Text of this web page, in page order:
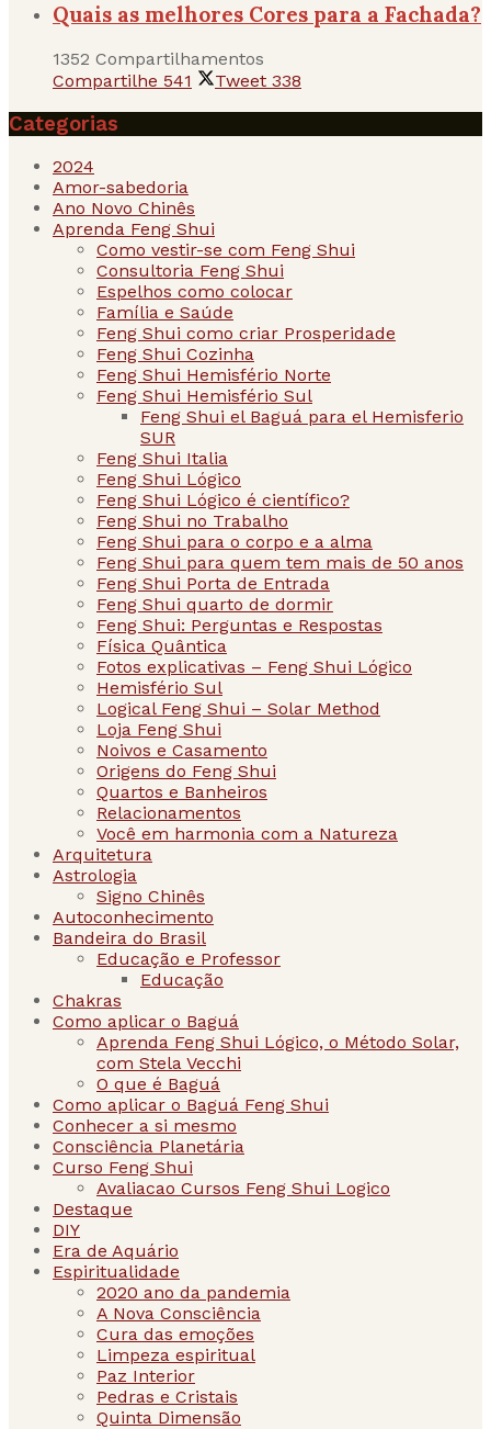
Quais as melhores Cores para a Fachada?
1352 Compartilhamentos
Compartilhe 541 Tweet 338
Categorias
2024
Amor-sabedoria
Ano Novo Chinês
Aprenda Feng Shui
Como vestir-se com Feng Shui
Consultoria Feng Shui
Espelhos como colocar
Família e Saúde
Feng Shui como criar Prosperidade
Feng Shui Cozinha
Feng Shui Hemisfério Norte
Feng Shui Hemisfério Sul
Feng Shui el Baguá para el Hemisferio
SUR
Feng Shui Italia
Feng Shui Lógico
Feng Shui Lógico é científico?
Feng Shui no Trabalho
Feng Shui para o corpo e a alma
Feng Shui para quem tem mais de 50 anos
Feng Shui Porta de Entrada
Feng Shui quarto de dormir
Feng Shui: Perguntas e Respostas
Física Quântica
Fotos explicativas – Feng Shui Lógico
Hemisfério Sul
Logical Feng Shui – Solar Method
Loja Feng Shui
Noivos e Casamento
Origens do Feng Shui
Quartos e Banheiros
Relacionamentos
Você em harmonia com a Natureza
Arquitetura
Astrologia
Signo Chinês
Autoconhecimento
Bandeira do Brasil
Educação e Professor
Educação
Chakras
Como aplicar o Baguá
Aprenda Feng Shui Lógico, o Método Solar,
com Stela Vecchi
O que é Baguá
Como aplicar o Baguá Feng Shui
Conhecer a si mesmo
Consciência Planetária
Curso Feng Shui
Avaliacao Cursos Feng Shui Logico
Destaque
DIY
Era de Aquário
Espiritualidade
2020 ano da pandemia
A Nova Consciência
Cura das emoções
Limpeza espiritual
Paz Interior
Pedras e Cristais
Quinta Dimensão